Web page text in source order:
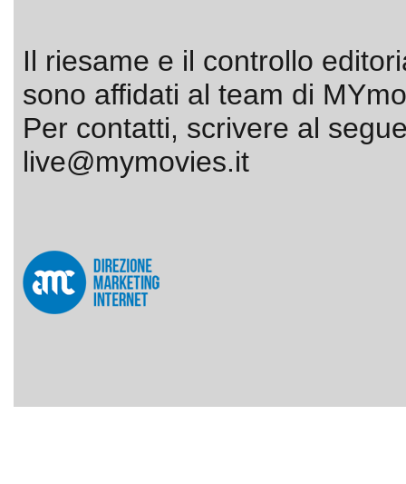
Il riesame e il controllo
sono affidati al team di
Per contatti, scrivere al
live@mymovies.it